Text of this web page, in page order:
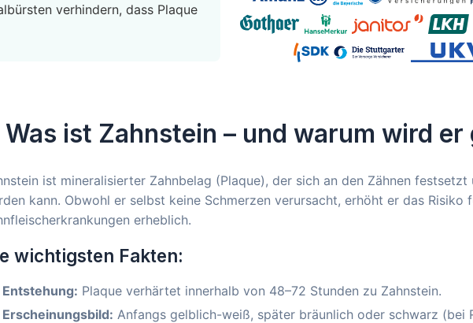
verhindern, dass Plaque
Was ist Zahnstein – und warum wird
ist mineralisierter Zahnbelag (Plaque), der sich an den Zähnen
kann. Obwohl er selbst keine Schmerzen verursacht, erhöht er das Risiko
erheblich.
wichtigsten Fakten:
Entstehung: Plaque verhärtet innerhalb von 48–72 Stunden zu Zahnstein.
Erscheinungsbild: Anfangs gelblich-weiß, später bräunlich oder schwarz (bei